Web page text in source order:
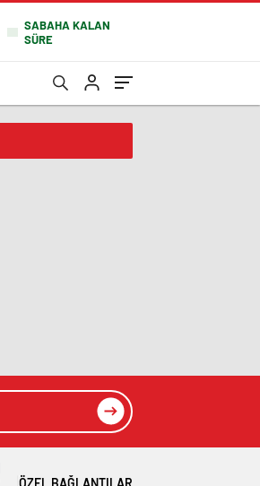
SABAHA KALAN
SÜRE
ÖZEL BAĞLANTILAR